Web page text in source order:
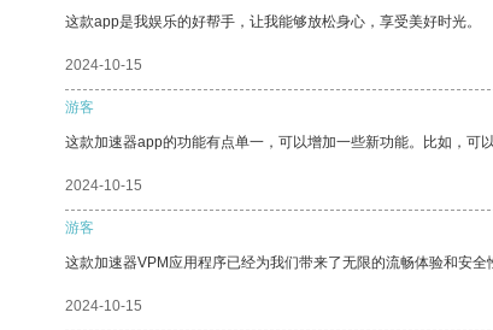
这款app是我娱乐的好帮手，让我能够放松身心，享受美好时光。
2024-10-15
游客
这款加速器app的功能有点单一，可以增加一些新功能。比如，可
2024-10-15
游客
这款加速器VPM应用程序已经为我们带来了无限的流畅体验和安全
2024-10-15